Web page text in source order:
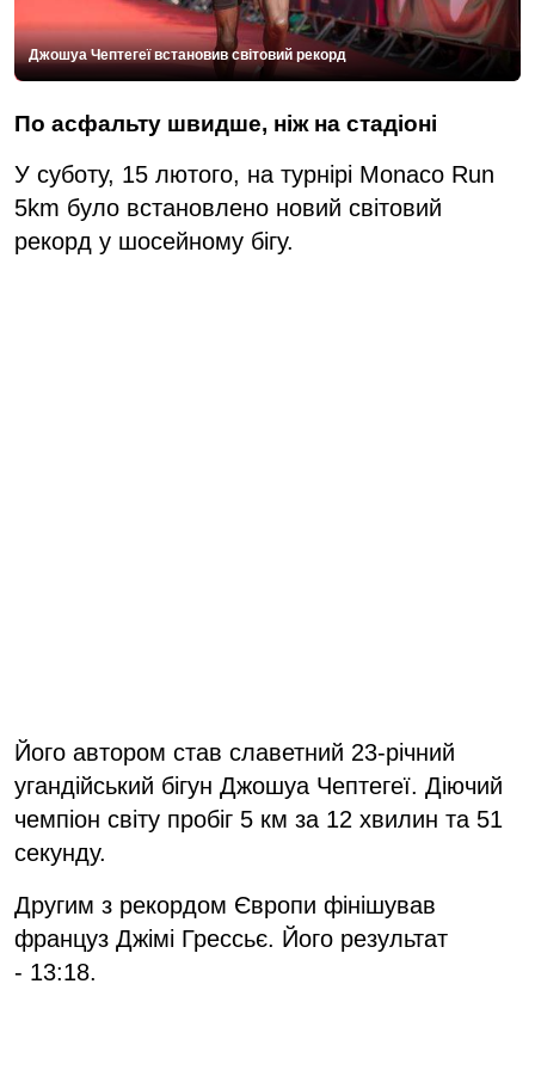
Джошуа Чептегеї встановив світовий рекорд
По асфальту швидше, ніж на стадіоні
У суботу, 15 лютого, на турнірі Monaco Run
5km було встановлено новий світовий
рекорд у шосейному бігу.
Його автором став славетний 23-річний
угандійський бігун Джошуа Чептегеї. Діючий
чемпіон світу пробіг 5 км за 12 хвилин та 51
секунду.
Другим з рекордом Європи фінішував
француз Джімі Грессьє. Його результат
- 13:18.